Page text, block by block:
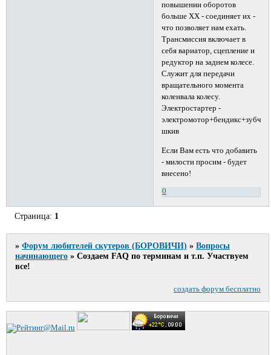
повышении оборотов
больше ХХ - соединяет их -
что позволяет нам ехать.
Трансмиссия включает в
себя вариатор, сцепление и
редуктор на заднем колесе.
Служит для передачи
вращательного момента
коленвала колесу.
Электростартер -
шкив
Если Вам есть что добавить
- милости просим - будет
внесено!
0
Страница: 1
»Форум любителей скутеров (БОРОВИЧИ) »Вопросы
начинающего »Создаем FAQ по терминам и т.п. Участвуем
все!
создать форум бесплатно